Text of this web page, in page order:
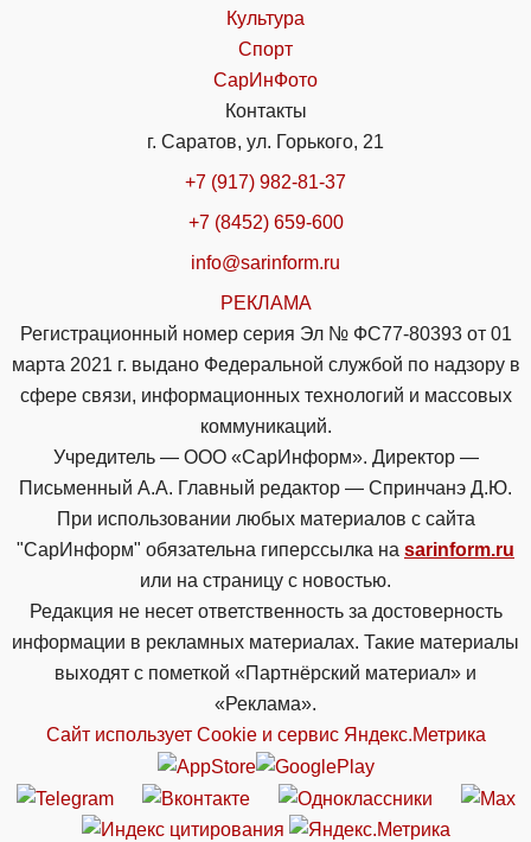
Культура
Спорт
СарИнФото
Контакты
г. Саратов, ул. Горького, 21
+7 (917) 982-81-37
+7 (8452) 659-600
info@sarinform.ru
РЕКЛАМА
Регистрационный номер серия Эл № ФС77-80393 от 01
марта 2021 г. выдано Федеральной службой по надзору в
сфере связи, информационных технологий и массовых
коммуникаций.
Учредитель — ООО «СарИнформ». Директор —
Письменный А.А. Главный редактор — Спринчанэ Д.Ю.
При использовании любых материалов с сайта
"СарИнформ" обязательна гиперссылка на sarinform.ru
или на страницу с новостью.
Редакция не несет ответственность за достоверность
информации в рекламных материалах. Такие материалы
выходят с пометкой «Партнёрский материал» и
«Реклама».
Сайт использует Cookie и сервиc Яндекс.Метрика